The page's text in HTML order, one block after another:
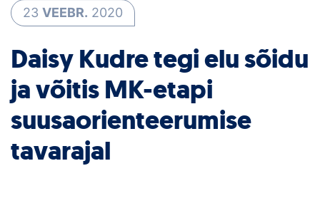
Klubid
Suletud maastikud
Püsirajad
Ajalugu
Koolitused
23 VEEBR. 2020
Daisy Kudre tegi elu sõidu
ja võitis MK-etapi
suusaorienteerumise
tavarajal